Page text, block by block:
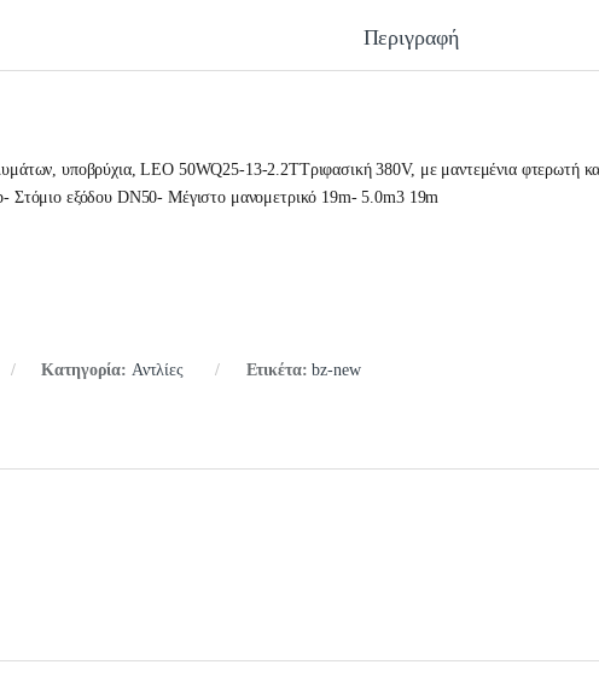
Περιγραφή
υποβρύχια, LEO 50WQ25-13-2.2TΤριφασική 380V, με μαντεμένια φτερωτή
Στόμιο εξόδου DN50- Μέγιστο μανομετρικό 19m- 5.0m3 19m
Κατηγορία: Αντλίες Ετικέτα:bz-new